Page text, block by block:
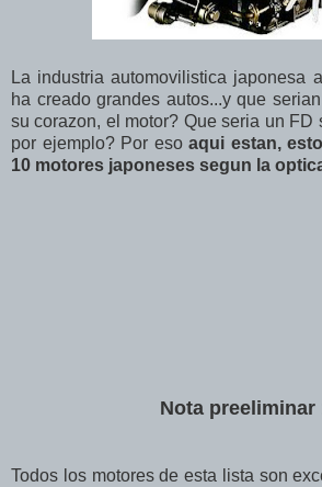
La industria automovilistica japonesa
ha creado grandes autos...y que
su corazon, el motor? Que seria un FD
por ejemplo? Por esoaqui estan,
10 motores japoneses segun la
Nota preeliminar
Todos los motores de esta lista son